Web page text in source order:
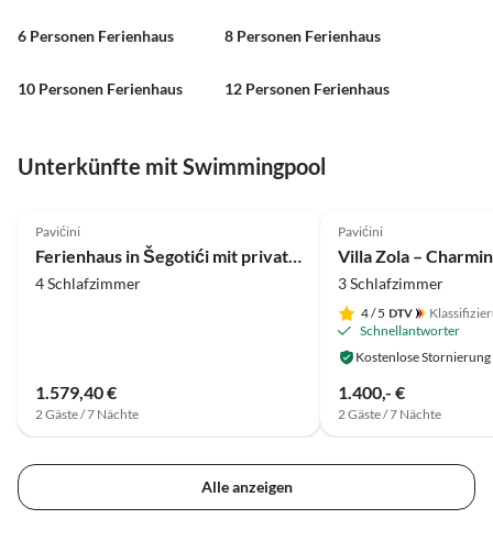
6 Personen Ferienhaus 8 Personen Ferienhaus
10 Personen Ferienhaus 12 Personen Ferienhaus
Unterkünfte mit Swimmingpool
Pavićini
Ferienhaus in Šegotići mit privatem Pool
4 Schlafzimmer
1.579,40 €
2 Gäste / 7 Nächte
Pavićini
3 Schlafzimmer
4/ 5
Schnellantworter
Kostenlose Stornierung
1.400,- €
2 Gäste / 7 Nächte
Alle anzeigen